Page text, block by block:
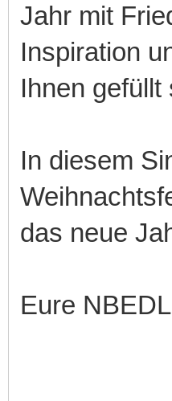
Jahr mit
Inspiration
Ihnen gefüllt
In diesem
das neue
Eure